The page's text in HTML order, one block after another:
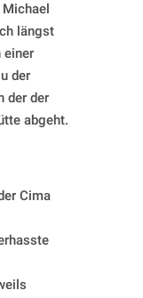
längst
einer
der
der der
abgeht.
Cima